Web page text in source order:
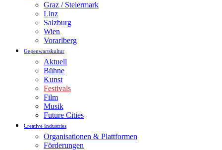
Graz / Steiermark
Linz
Salzburg
Wien
Vorarlberg
Gegenwartskultur
Aktuell
Bühne
Kunst
Festivals
Film
Musik
Future Cities
Creative Industries
Organisationen & Plattformen
Förderungen